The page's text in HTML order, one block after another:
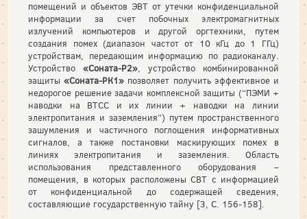
помещений и объектов ЭВТ от утечки конфиденциальной
информации за счет побочных электромагнитных
излучений компьютеров и другой оргтехники, путем
создания помех (диапазон частот от 10 кГц до 1 ГГц)
устройствам, передающим информацию по радиоканалу.
Устройство «Соната-Р2», устройство комбинированной
защиты«Соната-РК1» позволяет получить эффективное и
недорогое решение задачи комплексной защиты (“ПЭМИ +
наводки на ВТСС и их линии + наводки на линии
электропитания и заземления”) путем пространственного
зашумления и частичного поглощения информативных
сигналов, а также постановки маскирующих помех в
линиях электропитания и заземления. Область
использования представленного оборудования –
помещения, в которых расположены СВТ с информацией
от конфиденциальной до содержащей сведения,
составляющие государственную тайну [3, С. 156-158].